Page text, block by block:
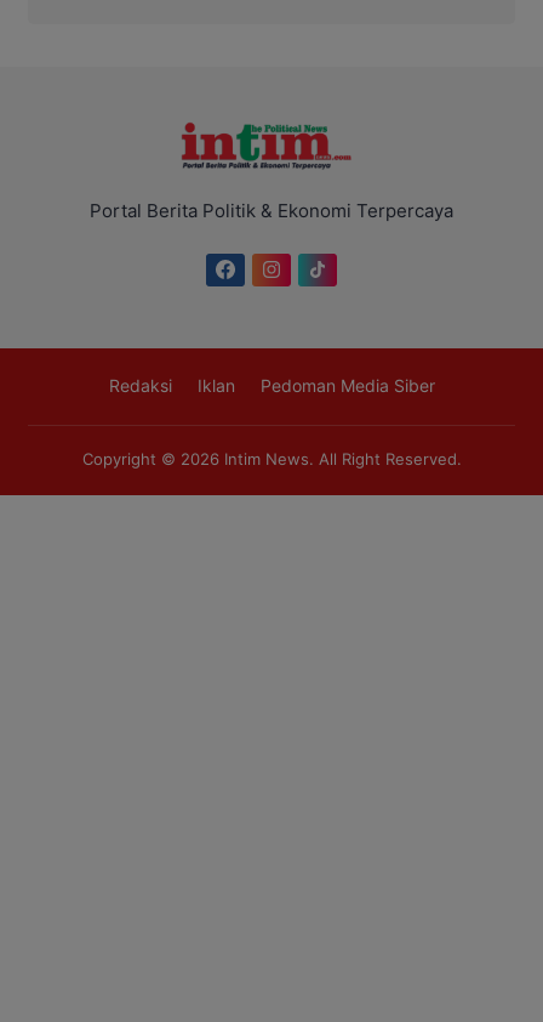
Portal Berita Politik & Ekonomi Terpercaya
Redaksi Iklan Pedoman Media Siber
Copyright © 2026 Intim News. All Right Reserved.